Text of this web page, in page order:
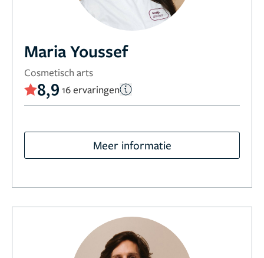
Maria Youssef
Cosmetisch arts
8,9 16 ervaringen
Meer informatie